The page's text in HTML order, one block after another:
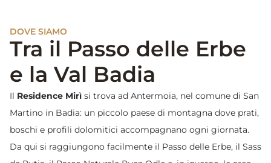
DOVE SIAMO
Tra il Passo delle Erbe
e la Val Badia
Il Residence Mirì si trova ad Antermoia, nel comune di San
Martino in Badia: un piccolo paese di montagna dove prati,
boschi e profili dolomitici accompagnano ogni giornata.
Da qui si raggiungono facilmente il Passo delle Erbe, il Sass